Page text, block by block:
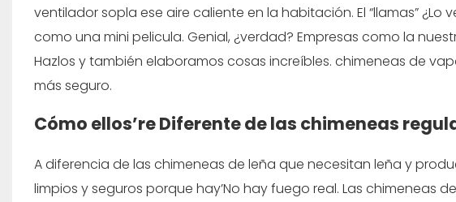
ventilador sopla ese aire caliente en la habitación. El “llamas” ¿Lo
como una mini pelicula. Genial, ¿verdad? Empresas como la
Hazlos y también elaboramos cosas increíbles. chimeneas de
más seguro.
Cómo ellos’re Diferente de las chimeneas
A diferencia de las chimeneas de leña que necesitan leña y
limpios y seguros porque hay’No hay fuego real. Las chimeneas